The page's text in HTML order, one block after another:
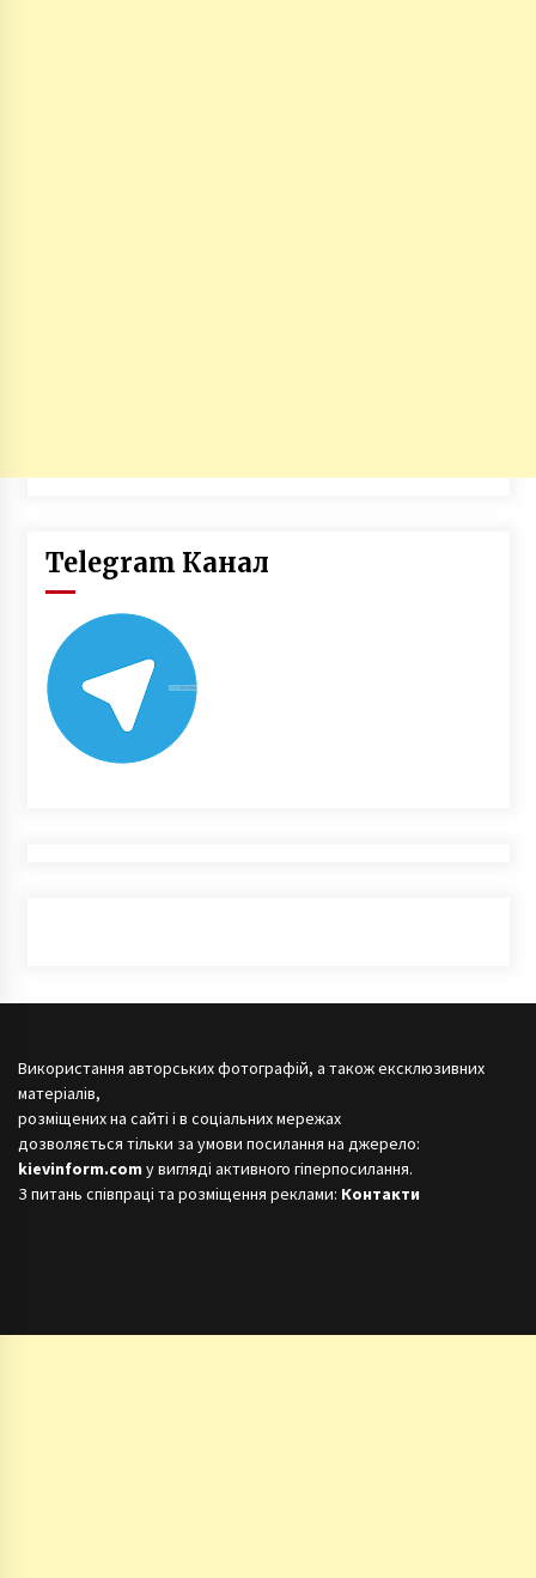
Telegram Канал
Використання авторських фотографій, а також ексклюзивних
матеріалів,
розміщених на сайті і в соціальних мережах
дозволяється тільки за умови посилання на джерело:
kievinform.com у вигляді активного гіперпосилання.
З питань співпраці та розміщення реклами: Контакти